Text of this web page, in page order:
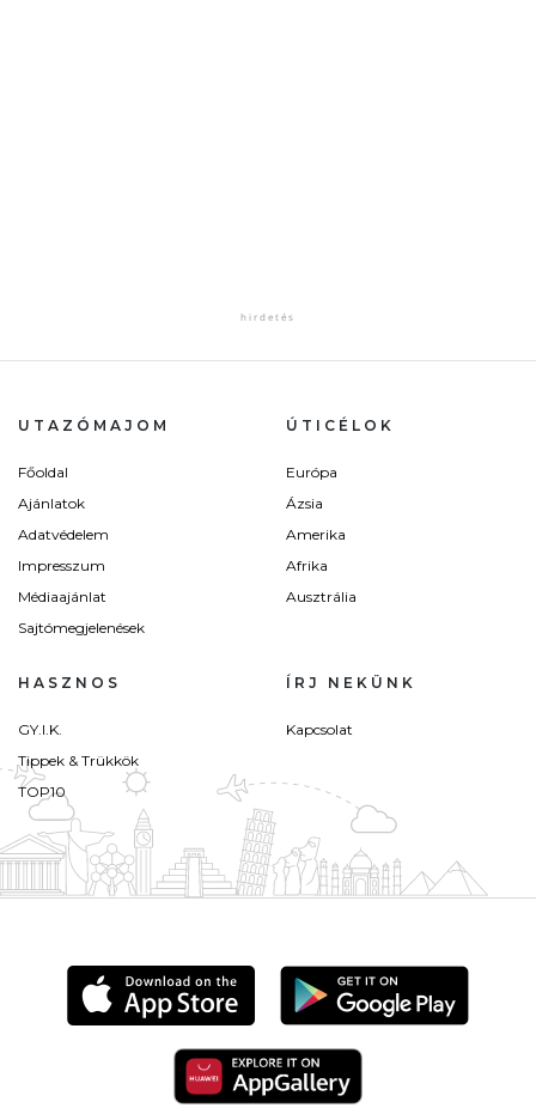
UTAZÓMAJOM
Főoldal
Ajánlatok
Adatvédelem
Impresszum
Médiaajánlat
Sajtómegjelenések
ÚTICÉLOK
Európa
Ázsia
Amerika
Afrika
Ausztrália
HASZNOS
GY.I.K.
Tippek & Trükkök
TOP10
ÍRJ NEKÜNK
Kapcsolat